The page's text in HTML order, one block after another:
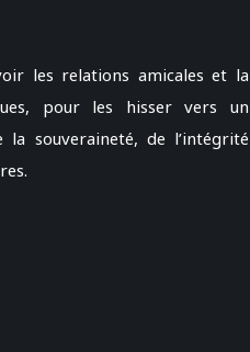
les relations amicales et la
pour les hisser vers un
souveraineté, de l’intégrité